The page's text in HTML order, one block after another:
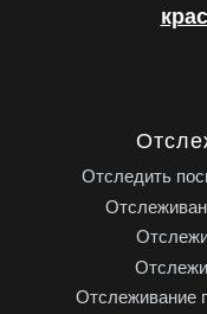
Отследить
Отслеживание